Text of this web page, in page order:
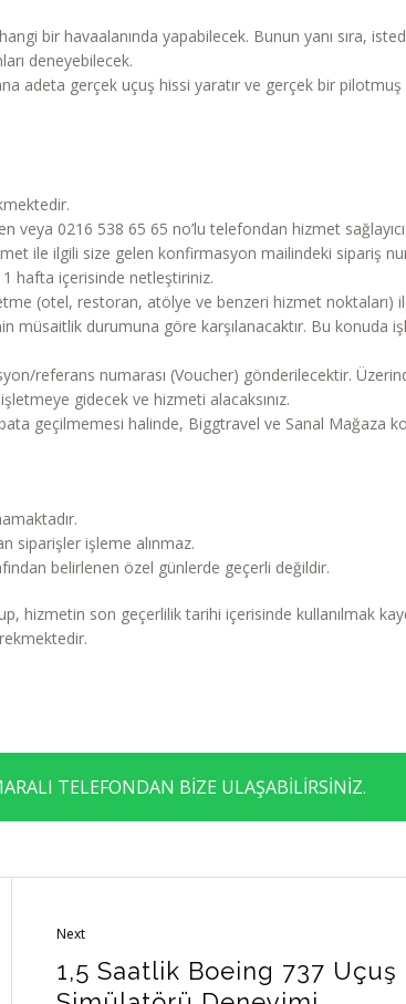
bir havaalanında yapabilecek. Bunun yanı sıra,
deneyebilecek.
adeta gerçek uçuş hissi yaratır ve gerçek bir pilotmuş
veya 0216 538 65 65 no’lu telefondan hizmet
ile ilgili size gelen konfirmasyon mailindeki sipariş
hafta içerisinde netleştiriniz.
(otel, restoran, atölye ve benzeri hizmet noktaları)
durumuna göre karşılanacaktır. Bu konuda
referans numarası (Voucher) gönderilecektir.
gidecek ve hizmeti alacaksınız.
geçilmemesi halinde, Biggtravel ve Sanal Mağaza
siparişler işleme alınmaz.
belirlenen özel günlerde geçerli değildir.
hizmetin son geçerlilik tarihi içerisinde kullanılmak
TELEFONDAN BİZE ULAŞABİLİRSİNİZ.
Next
1,5 Saatlik Boeing 737 Uçuş